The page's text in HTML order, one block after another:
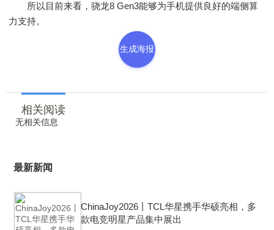
所以目前来看，骁龙8 Gen3能够为手机提供良好的端侧算
力支持。
生成海报
相关阅读
无相关信息
最新新闻
ChinaJoy2026丨TCL华星携手华硕亮相，多
款电竞明星产品集中展出